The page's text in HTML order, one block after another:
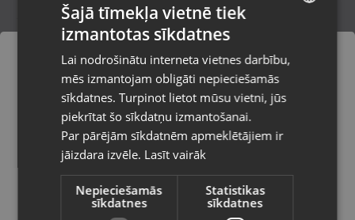
Xiaomi Redmi Note 14 Pro 4G
24116RACCG 256GB
Ogre, Skolas iela 4
Stāvoklis Lietots (Garantija 6 mēneši)
135.00€
/mēn.
Pasūtījumi tiks piegādāti uz
izvēlēto valsti
Vietnes saturs būs attēlots izvēlētajā
valodā
Valsts
RUSSIAN
Šajā tīmekļa vietnē tiek
izmantotas sīkdatnes
Lai nodrošinātu interneta vietnes darbību,
mēs izmantojam obligāti nepieciešamās
sīkdatnes. Turpinot lietot mūsu vietni, jūs
piekrītat šo sīkdatņu izmantošanai.
Par pārējām sīkdatnēm apmeklētājiem ir
jāizdara izvēle. Lasīt vairāk
Nepieciešamās
sīkdatnes
Statistikas
sīkdatnes